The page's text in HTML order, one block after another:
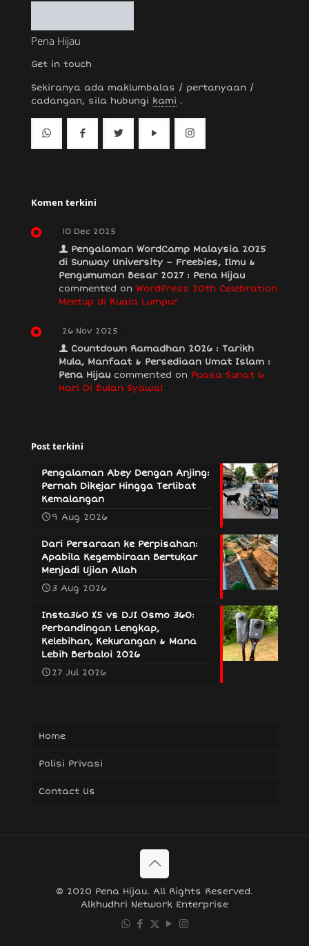
Pena Hijau
Get in touch
Sekiranya ada maklumbalas / pertanyaan /
cadangan, sila hubungi kami .
Komen terkini
10 Dec 2025
Pengalaman WordCamp Malaysia 2025
di Sunway University – Freebies, Ilmu &
Pengumuman Besar 2027 : Pena Hijau
commented on WordPress 20th Celebration
Meetup di Kuala Lumpur
26 Nov 2025
Countdown Ramadhan 2026 : Tarikh
Mula, Manfaat & Persediaan Umat Islam :
Pena Hijau commented on Puasa Sunat 6
Hari Di Bulan Syawal
Post terkini
Pengalaman Abey Dengan Anjing:
Pernah Dikejar Hingga Terlibat
Kemalangan
9 Aug 2026
Dari Persaraan ke Perpisahan:
Apabila Kegembiraan Bertukar
Menjadi Ujian Allah
3 Aug 2026
Insta360 X5 vs DJI Osmo 360:
Perbandingan Lengkap,
Kelebihan, Kekurangan & Mana
Lebih Berbaloi 2026
27 Jul 2026
Home
Polisi Privasi
Contact Us
© 2020 Pena Hijau. All Rights Reserved.
Alkhudhri Network Enterprise